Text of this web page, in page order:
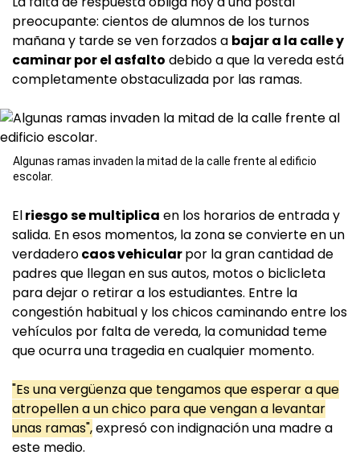
preocupante: cientos de alumnos de los turnos
mañana y tarde se ven forzados a bajar a la calle y
caminar por el asfalto debido a que la vereda está
completamente obstaculizada por las ramas.
Algunas ramas invaden la mitad de la calle frente al edificio
escolar.
Elriesgo se multiplica en los horarios de entrada y
salida. En esos momentos, la zona se convierte en un
verdaderocaos vehicularpor la gran cantidad de
padres que llegan en sus autos, motos o biclicleta
para dejar o retirar a los estudiantes. Entre la
congestión habitual y los chicos caminando entre los
vehículos por falta de vereda, la comunidad teme
que ocurra una tragedia en cualquier momento.
"Es una vergüenza que tengamos que esperar a que
atropellen a un chico para que vengan a levantar
unas ramas",expresó con indignación una madre a
este medio.